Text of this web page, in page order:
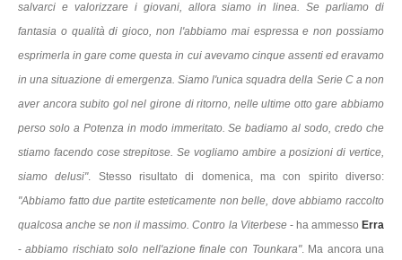
salvarci e valorizzare i giovani, allora siamo in linea. Se parliamo di
fantasia o qualità di gioco, non l'abbiamo mai espressa e non possiamo
esprimerla in gare come questa in cui avevamo cinque assenti ed eravamo
in una situazione di emergenza. Siamo l'unica squadra della Serie C a non
aver ancora subito gol nel girone di ritorno, nelle ultime otto gare abbiamo
perso solo a Potenza in modo immeritato. Se badiamo al sodo, credo che
stiamo facendo cose strepitose. Se vogliamo ambire a posizioni di vertice,
siamo delusi". Stesso risultato di domenica, ma con spirito diverso:
"Abbiamo fatto due partite esteticamente non belle, dove abbiamo raccolto
qualcosa anche se non il massimo. Contro la Viterbese - ha ammesso Erra
-abbiamo rischiato solo nell'azione finale con Tounkara". Ma ancora una